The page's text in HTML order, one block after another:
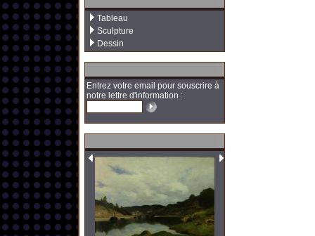
Tableau
Sculpture
Dessin
Entrez votre email pour souscrire à
notre lettre d'information :